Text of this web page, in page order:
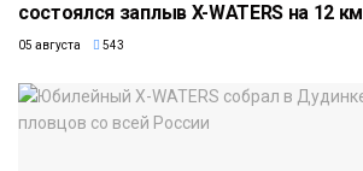
состоялся заплыв X-WATERS на 12 км
05 августа 543